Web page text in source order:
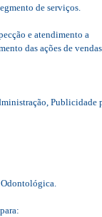
de serviços.
e atendimento a
das ações de vendas
Publicidade
Odontológica.